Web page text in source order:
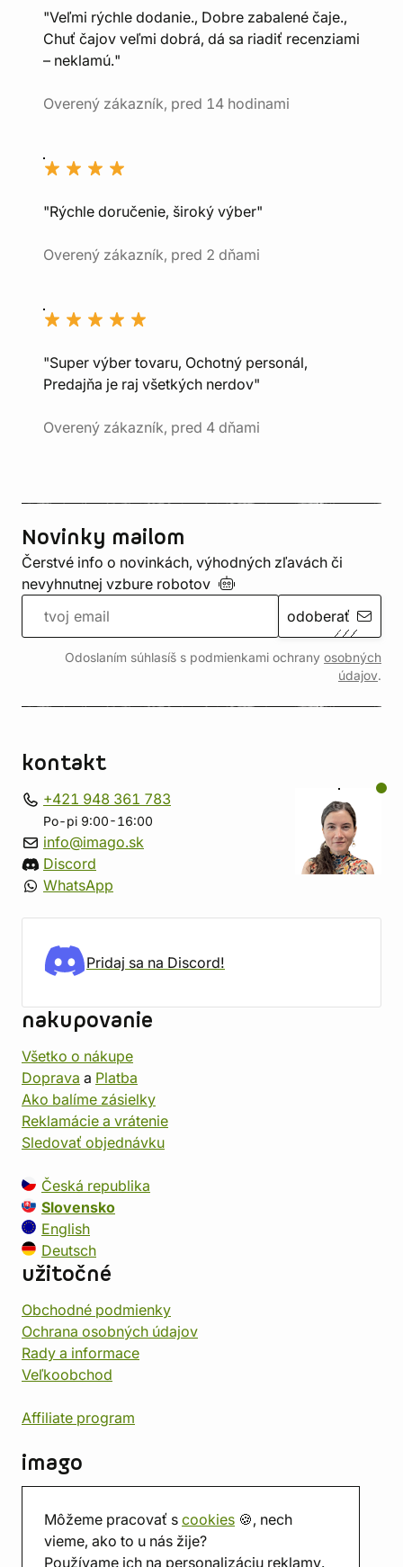
Môžeme pracovať s cookies 🍪, nech
vieme, ako to u nás žije?
Používame ich na personalizáciu reklamy.
"Veľmi rýchle dodanie., Dobre zabalené čaje.,
Chuť čajov veľmi dobrá, dá sa riadiť recenziami
– neklamú."
Overený zákazník, pred 14 hodinami
"Rýchle doručenie, široký výber"
Overený zákazník, pred 2 dňami
"Super výber tovaru, Ochotný personál,
Predajňa je raj všetkých nerdov"
Overený zákazník, pred 4 dňami
Novinky mailom
Čerstvé info o novinkách, výhodných zľavách či
nevyhnutnej vzbure robotov
odoberať
Odoslaním súhlasíš s podmienkami ochrany osobných
údajov.
kontakt
+421 948 361 783
Po-pi 9:00-16:00
info@imago.sk
Discord
WhatsApp
Pridaj sa na Discord!
nakupovanie
Všetko o nákupe
Doprava a Platba
Ako balíme zásielky
Reklamácie a vrátenie
Sledovať objednávku
Česká republika
Slovensko
English
Deutsch
užitočné
Obchodné podmienky
Ochrana osobných údajov
Rady a informace
Veľkoobchod
Affiliate program
imago
Predajňa
Herňa
O nás